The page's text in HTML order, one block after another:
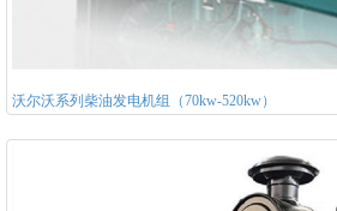
沃尔沃系列柴油发电机组（70kw-520kw）